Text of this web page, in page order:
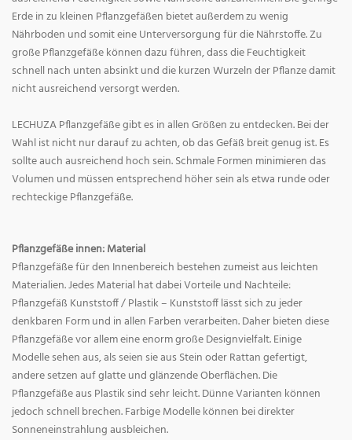
Erde in zu kleinen Pflanzgefäßen bietet außerdem zu wenig
Nährboden und somit eine Unterversorgung für die Nährstoffe. Zu
große Pflanzgefäße können dazu führen, dass die Feuchtigkeit
schnell nach unten absinkt und die kurzen Wurzeln der Pflanze damit
nicht ausreichend versorgt werden.
LECHUZA Pflanzgefäße gibt es in allen Größen zu entdecken. Bei der
Wahl ist nicht nur darauf zu achten, ob das Gefäß breit genug ist. Es
sollte auch ausreichend hoch sein. Schmale Formen minimieren das
Volumen und müssen entsprechend höher sein als etwa runde oder
rechteckige Pflanzgefäße.
Pflanzgefäße innen: Material
Pflanzgefäße für den Innenbereich bestehen zumeist aus leichten
Materialien. Jedes Material hat dabei Vorteile und Nachteile:
Pflanzgefäß Kunststoff / Plastik – Kunststoff lässt sich zu jeder
denkbaren Form und in allen Farben verarbeiten. Daher bieten diese
Pflanzgefäße vor allem eine enorm große Designvielfalt. Einige
Modelle sehen aus, als seien sie aus Stein oder Rattan gefertigt,
andere setzen auf glatte und glänzende Oberflächen. Die
Pflanzgefäße aus Plastik sind sehr leicht. Dünne Varianten können
jedoch schnell brechen. Farbige Modelle können bei direkter
Sonneneinstrahlung ausbleichen.